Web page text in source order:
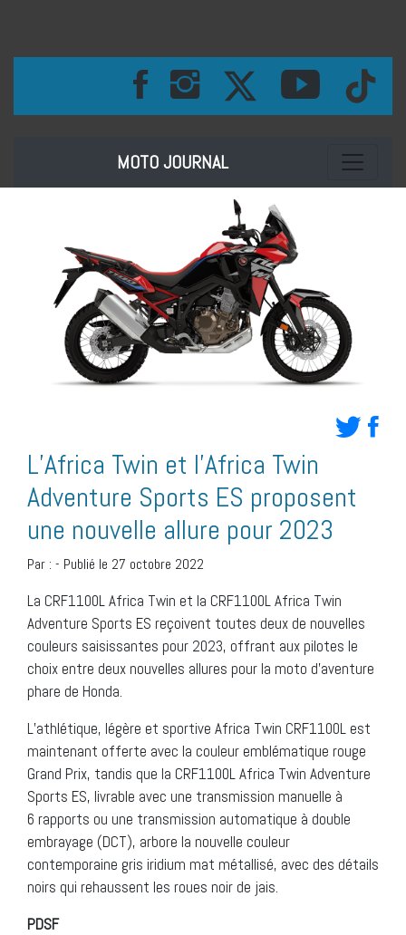
MOTO JOURNAL Toggle
L’Africa Twin et l’Africa Twin
Adventure Sports ES proposent
une nouvelle allure pour 2023
Par : - Publié le 27 octobre 2022
La CRF1100L Africa Twin et la CRF1100L Africa Twin
Adventure Sports ES reçoivent toutes deux de nouvelles
couleurs saisissantes pour 2023, offrant aux pilotes le
choix entre deux nouvelles allures pour la moto d’aventure
phare de Honda.
L’athlétique, légère et sportive Africa Twin CRF1100L est
maintenant offerte avec la couleur emblématique rouge
Grand Prix, tandis que la CRF1100L Africa Twin Adventure
Sports ES, livrable avec une transmission manuelle à
6 rapports ou une transmission automatique à double
embrayage (DCT), arbore la nouvelle couleur
contemporaine gris iridium mat métallisé, avec des détails
noirs qui rehaussent les roues noir de jais.
PDSF